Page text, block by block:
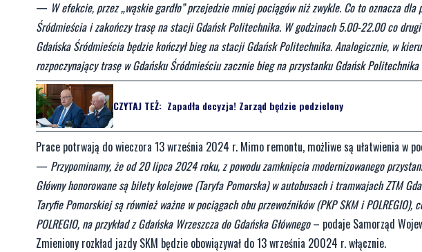
— W efekcie, przez „wąskie gardło” przejedzie mniej pociągów niż zwykle. Co to oznacza
Śródmieścia i zakończy trasę na stacji Gdańsk Politechnika. W godzinach 5.00-22.00 co
Gdańska Śródmieścia będzie kończył bieg na stacji Gdańsk Politechnika. Analogicznie, w
rozpoczynający trasę w Gdańsku Śródmieściu zacznie bieg na przystanku Gdańsk Politechnika
CZYTAJ TEŻ: Zapadła decyzja! Zarząd będzie podzielony
Prace potrwają do wieczora 13 września 2024 r. Mimo remontu, możliwe są ułatwienia w
— Przypominamy, że od 20 lipca 2024 roku, z powodu zamknięcia modernizowanego
Główny honorowane są bilety kolejowe (Taryfa Pomorska) w autobusach i tramwajach ZTM
Taryfie Pomorskiej są również ważne w pociągach obu przewoźników (PKP SKM i
POLREGIO, na przykład z Gdańska Wrzeszcza do Gdańska Głównego– podaje Samorząd
Zmieniony rozkład jazdy SKM będzie obowiązywał do 13 września 20024 r. włącznie.